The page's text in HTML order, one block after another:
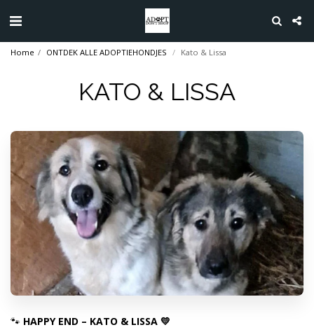
Home ONTDEK ALLE ADOPTIEHONDJES Kato & Lissa
KATO & LISSA
🐾 HAPPY END – KATO & LISSA 💛